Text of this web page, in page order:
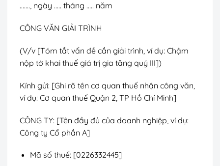
……., ngày ….. tháng ….. năm
CÔNG VĂN GIẢI TRÌNH
(V/v [Tóm tắt vấn đề cần giải trình, ví dụ: Chậm
nộp tờ khai thuế giá trị gia tăng quý III])
Kính gửi: [Ghi rõ tên cơ quan thuế nhận công văn,
ví dụ: Cơ quan thuế Quận 2, TP Hồ Chí Minh]
CÔNG TY: [Tên đầy đủ của doanh nghiệp, ví dụ:
Công ty Cổ phần A]
Mã số thuế: [0226332445]